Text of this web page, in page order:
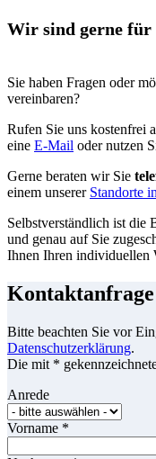
Wir sind gerne für
Sie haben Fragen oder
vereinbaren?
Rufen Sie uns kostenfrei
eine E-Mail oder nutzen
Gerne beraten wir Sie
einem unserer Standorte
Selbstverständlich ist die
und genau auf Sie
Ihnen Ihren individuellen
Kontaktanfrage
Bitte beachten Sie vor
Datenschutzerklärung.
Die mit *
Anrede
Vorname *